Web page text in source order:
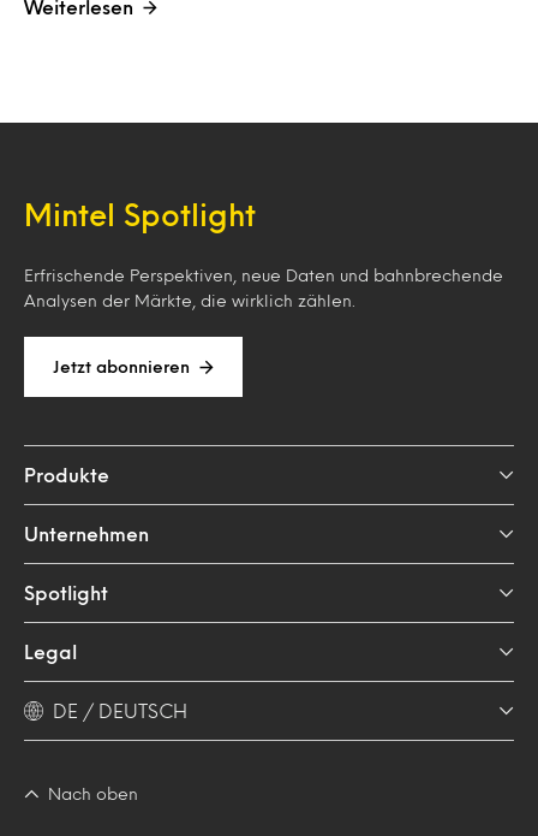
Weiterlesen
Mintel Spotlight
Erfrischende Perspektiven, neue Daten und bahnbrechende
Analysen der Märkte, die wirklich zählen.
Jetzt abonnieren
Produkte
Unternehmen
Spotlight
Legal
DE / DEUTSCH
Nach oben